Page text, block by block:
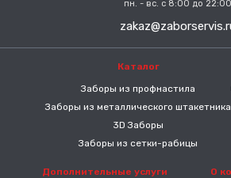
пн. - вс. с 8:00 до 22:00
Каталог
Заборы из профнастила
Заборы из металлического штакетника
3D Заборы
Заборы из сетки-рабицы
Дополнительные услуги
О